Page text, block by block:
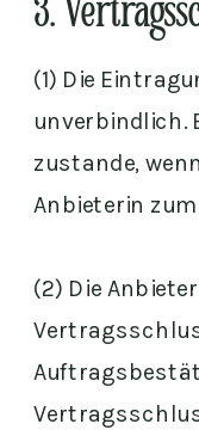
(1) Die
unverbindlich.
zustande,
Anbieterin
(2) Die
3.